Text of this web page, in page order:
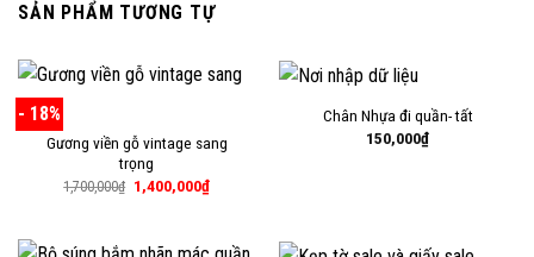
SẢN PHẨM TƯƠNG TỰ
- 18%
Gương viền gỗ vintage sang
trọng
1,700,000₫ Giá
gốc
1,400,000₫Giá
hiện
1,400,000₫.
Chân Nhựa đi quần- tất
150,000₫